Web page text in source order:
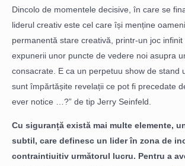
Dincolo de momentele decisive, în care se
liderul creativ este cel care își menține
permanentă stare creativă, printr-un joc
expunerii unor puncte de vedere noi asupra
consacrate. E ca un perpetuu show de stand
sunt împărtășite revelații ce pot fi precedate
ever notice …?” de tip Jerry Seinfeld.
Cu siguranță există mai multe elemente,
subtil, care definesc un lider în zona de
contraintiuitiv următorul lucru. Pentru a